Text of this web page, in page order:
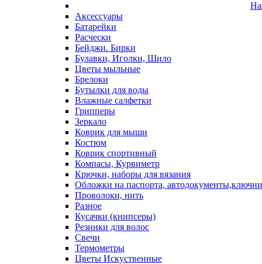
Аксессуары
Батарейки
Расчески
Бейджи. Бирки
Булавки, Иголки, Шило
Цветы мыльные
Брелоки
Бутылки для воды
Влажные салфетки
Грипперы
Зеркало
Коврик для мыши
Костюм
Коврик спортивный
Компасы, Курвиметр
Крючки, наборы для вязания
Обложки на паспорта,
Проволоки, нить
Разное
Кусачки (книпсеры)
Резинки для волос
Свечи
Термометры
Цветы Искуственные